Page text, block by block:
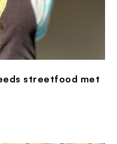
streetfood met